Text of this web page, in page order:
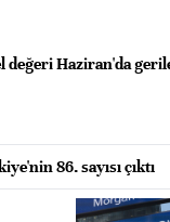
değeri Haziran'da
86. sayısı çıktı